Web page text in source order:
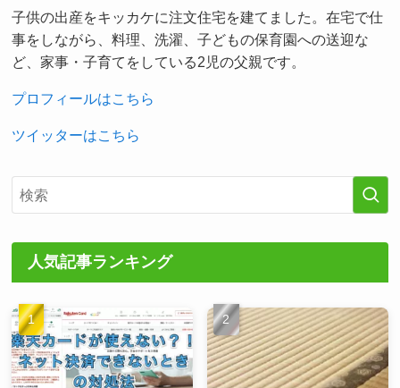
子供の出産をキッカケに注文住宅を建てました。在宅で仕
事をしながら、料理、洗濯、子どもの保育園への送迎な
ど、家事・子育てをしている2児の父親です。
プロフィールはこちら
ツイッターはこちら
人気記事ランキング